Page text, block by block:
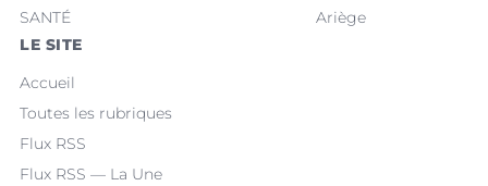
SANTÉ
Ariège
LE SITE
Accueil
Toutes les rubriques
Flux RSS
Flux RSS — La Une